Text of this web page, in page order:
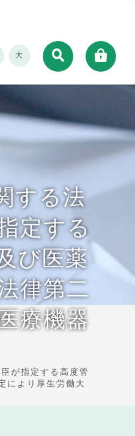
大
する法
定する
び医薬
律第二
療機器
が指定する高度管
により厚生労働大